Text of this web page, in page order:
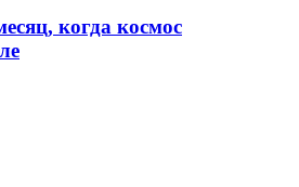
когда космос